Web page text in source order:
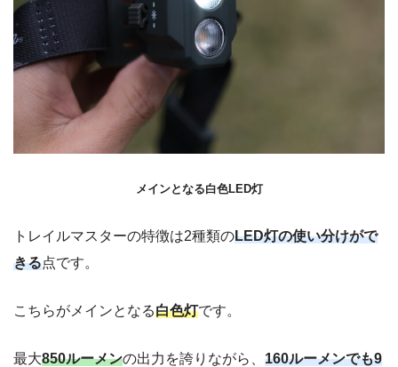
メインとなる白色LED灯
トレイルマスターの特徴は2種類のLED灯の使い分けがで
きる点です。
こちらがメインとなる白色灯です。
最大850ルーメンの出力を誇りながら、 160ルーメンでも9